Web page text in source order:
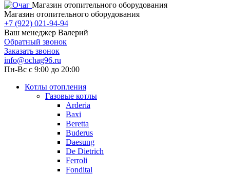
Магазин отопительного оборудования
Магазин отопительного оборудования
+7 (922) 021-94-94
Ваш менеджер Валерий
Обратный звонок
Заказать звонок
info@ochag96.ru
Пн-Вс с 9:00 до 20:00
Котлы отопления
Газовые котлы
Arderia
Baxi
Beretta
Buderus
Daesung
De Dietrich
Ferroli
Fondital